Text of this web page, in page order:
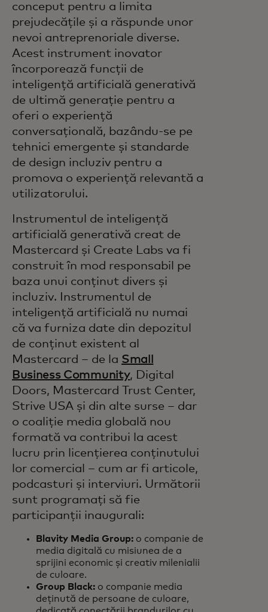
conceput pentru a limita
prejudecățile și a răspunde unor
nevoi antreprenoriale diverse.
Acest instrument inovator
încorporează funcții de
inteligență artificială generativă
de ultimă generație pentru a
oferi o experiență
conversațională, bazându-se pe
tehnici emergente și standarde
de design incluziv pentru a
promova o experiență relevantă a
utilizatorului.
Instrumentul de inteligență
artificială generativă creat de
Mastercard și Create Labs va fi
construit în mod responsabil pe
baza unui conținut divers și
incluziv. Instrumentul de
inteligență artificială nu numai
că va furniza date din depozitul
de conținut existent al
Mastercard – de la Small
Business Community, Digital
Doors, Mastercard Trust Center,
Strive USA și din alte surse – dar
o coaliție media globală nou
formată va contribui la acest
lucru prin licențierea conținutului
lor comercial – cum ar fi articole,
podcasturi și interviuri. Următorii
sunt programați să fie
participanții inaugurali:
Blavity Media Group: o companie de
media digitală cu misiunea de a
sprijini economic și creativ milenialii
de culoare.
Group Black: o companie media
deținută de persoane de culoare,